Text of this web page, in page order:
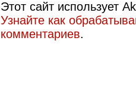
Этот сайт использует
Узнайте как
комментариев.